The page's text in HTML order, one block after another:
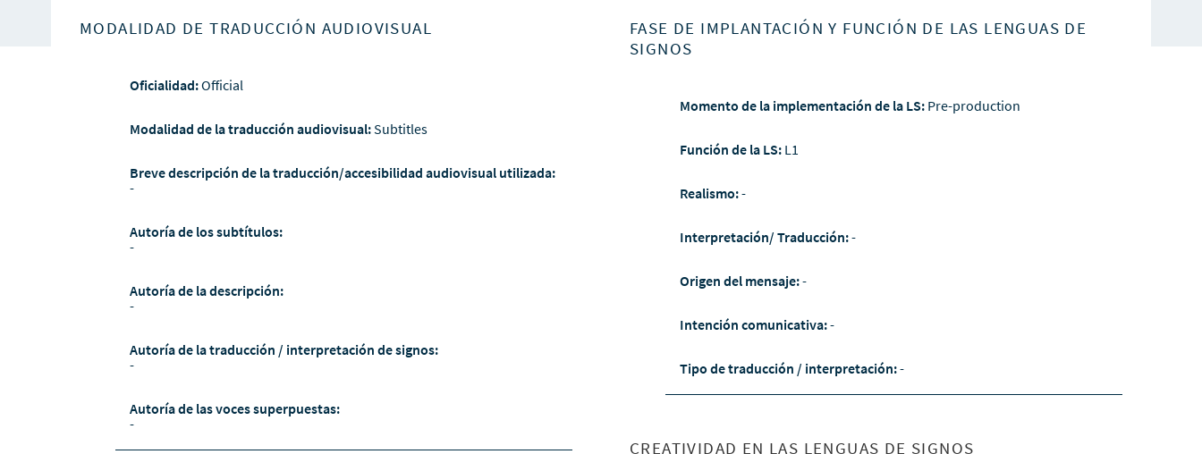
MODALIDAD DE TRADUCCIÓN AUDIOVISUAL
Oficialidad:Official
Modalidad de la traducción audiovisual:Subtitles
Breve descripción de la traducción/accesibilidad audiovisual utilizada:
-
Autoría de los subtítulos:
-
Autoría de la descripción:
-
Autoría de la traducción / interpretación de signos:
-
Autoría de las voces superpuestas:
-
FASE DE IMPLANTACIÓN Y FUNCIÓN DE LAS LENGUAS DE
SIGNOS
Momento de la implementación de la LS: Pre-production
Función de la LS: L1
Realismo:-
Interpretación/ Traducción:-
Origen del mensaje:-
Intención comunicativa:-
Tipo de traducción / interpretación:-
CREATIVIDAD EN LAS LENGUAS DE SIGNOS